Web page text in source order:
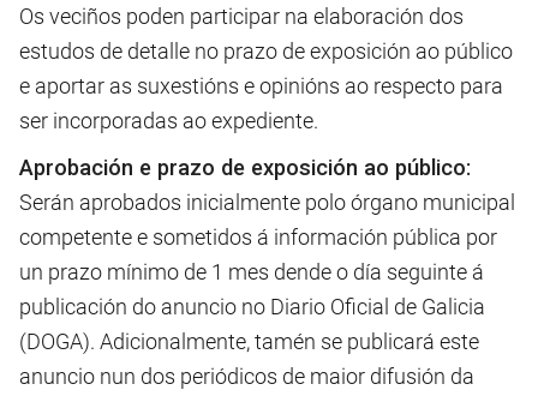
Os veciños poden participar na elaboración dos
estudos de detalle no prazo de exposición ao público
e aportar as suxestións e opinións ao respecto para
ser incorporadas ao expediente.
Aprobación e prazo de exposición ao público:
Serán aprobados inicialmente polo órgano municipal
competente e sometidos á información pública por
un prazo mínimo de 1 mes dende o día seguinte á
publicación do anuncio no Diario Oficial de Galicia
(DOGA). Adicionalmente, tamén se publicará este
anuncio nun dos periódicos de maior difusión da